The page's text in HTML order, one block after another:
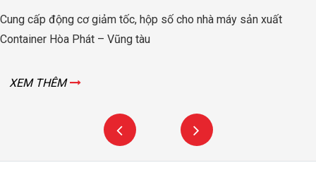
Cung cấp động cơ giảm tốc, hộp số cho nhà máy sản xuất
Container Hòa Phát – Vũng tàu
XEM THÊM